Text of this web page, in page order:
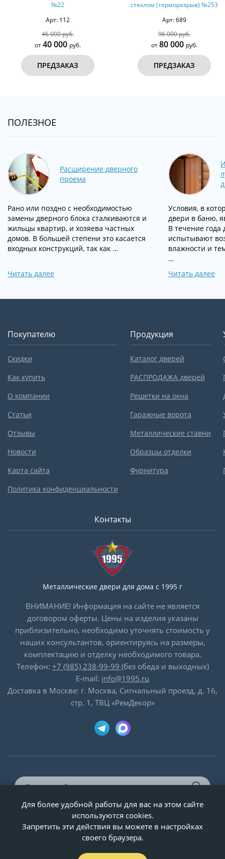
№22
Арт: 112
46 000 руб.
от40 000 руб.
ПРЕДЗАКАЗ
стеклом (терморазрыв) №253
Арт: 689
96 000 руб.
от80 000 руб.
ПРЕДЗАКАЗ
ПОЛЕЗНОЕ
Расширение дверного
проема
Рано или поздно с необходимостью
замены дверного блока сталкиваются и
жильцы квартир, и хозяева частных
домов. В большей степени это касается
входных конструкций, так как …
Читать далее
Условия, в
двери в баню,
В течение года
испытывают
влажности и
…
Читать далее
Покупателю
Скидки
Как купить
О компании
Статьи
Отзывы
Новости
Карта сайта
Политика конфиденциальности
Продукция
Каталог дверей
РАСПРОДАЖА дверей
Решетки на окна
Гаражные ворота
Металлические ставни
Образцы отделки
Фурнитура
Контакты
Металлические двери для дома с 1995 г
ВНИМАНИЕ! Информация на сайте не является
договором оферты. Цены на изделия указаны
приблизительно, необходимо уточнять стоимость у
наших консультантов, ориентируясь на размеры,
комплектацию и отделку необходимого товара.
Телефон: +7 (985) 238-99-99 (без обеда и выходных)
E-mail: info@1995.ru
Доставка в Москве: г. Москва, Сигнальный проезд, д. 16,
стр. 1, ТВЦ «РемДекор»
© ООО «Двери-и-точка», ИНН 5020092947, 1995-2026 г.
Для более удобной работы для вас на этом сайте
используются cookies.
Запретить эти действия вы можете в настройках
своего браузера.